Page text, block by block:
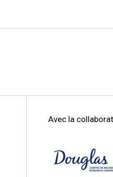
Avec la